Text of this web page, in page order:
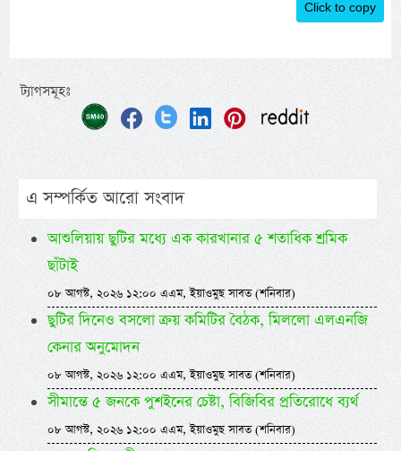
Click to copy
ট্যাগসমূহঃ
এ সম্পর্কিত আরো সংবাদ
আশুলিয়ায় ছুটির মধ্যে এক কারখানার ৫ শতাধিক শ্রমিক
ছাঁটাই
০৮ আগস্ট, ২০২৬ ১২:০০ এএম, ইয়াওমুছ সাবত (শনিবার)
ছুটির দিনেও বসলো ক্রয় কমিটির বৈঠক, মিললো এলএনজি
কেনার অনুমোদন
০৮ আগস্ট, ২০২৬ ১২:০০ এএম, ইয়াওমুছ সাবত (শনিবার)
সীমান্তে ৫ জনকে পুশইনের চেষ্টা, বিজিবির প্রতিরোধে ব্যর্থ
০৮ আগস্ট, ২০২৬ ১২:০০ এএম, ইয়াওমুছ সাবত (শনিবার)